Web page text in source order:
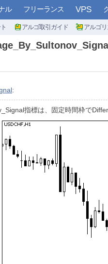
ル フリーランス VPS
アルゴ取引ガイド アルゴ
:
指標は、固定時間枠で